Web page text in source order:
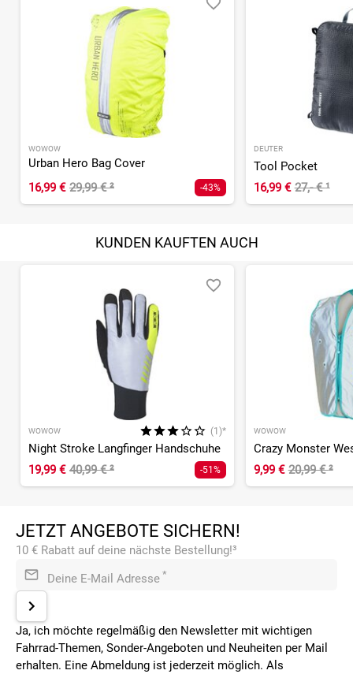
WOWOW
Urban Hero Bag Cover
16,99 € 29,99 €² -43%
DEUTER
Tool Pocket
16,99 € 27,- €¹
KUNDEN KAUFTEN AUCH
WOWOW (1)*
Night Stroke Langfinger Handschuhe
19,99 € 40,99 €² -51%
WOWOW
Crazy Monster
9,99 € 20,99 €²
JETZT ANGEBOTE SICHERN!
10 € Rabatt auf deine nächste Bestellung!³
Deine E-Mail Adresse *
Ja, ich möchte regelmäßig den Newsletter mit wichtigen
Fahrrad-Themen, Sonder-Angeboten und Neuheiten per Mail
erhalten. Eine Abmeldung ist jederzeit möglich. Als